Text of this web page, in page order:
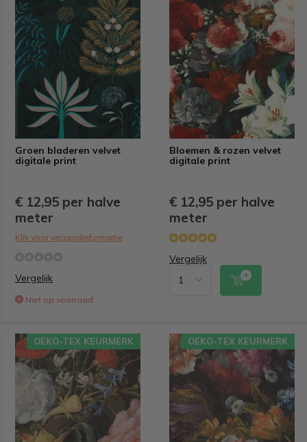
Groen bladeren velvet
digitale print
€ 12,95 per halve
meter
Klik voor verzendinformatie
Vergelijk
Niet op voorraad
Bloemen & rozen velvet
digitale print
€ 12,95 per halve
meter
Vergelijk
OEKO-TEX KEURMERK OEKO-TEX KEURMERK